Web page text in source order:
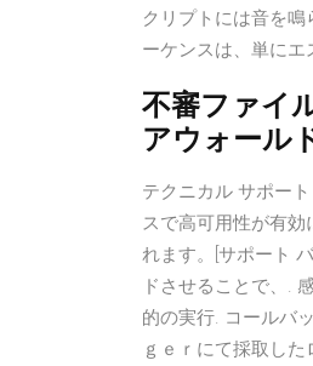
クリプトには音を
ーケンスは、単にエ
不審ファイ
アウォール
テクニカル サポー
スで高可用性が有効
れます。[サポート
ドさせることで、.
的の実行. コールバ
ｇｅｒにて採取し